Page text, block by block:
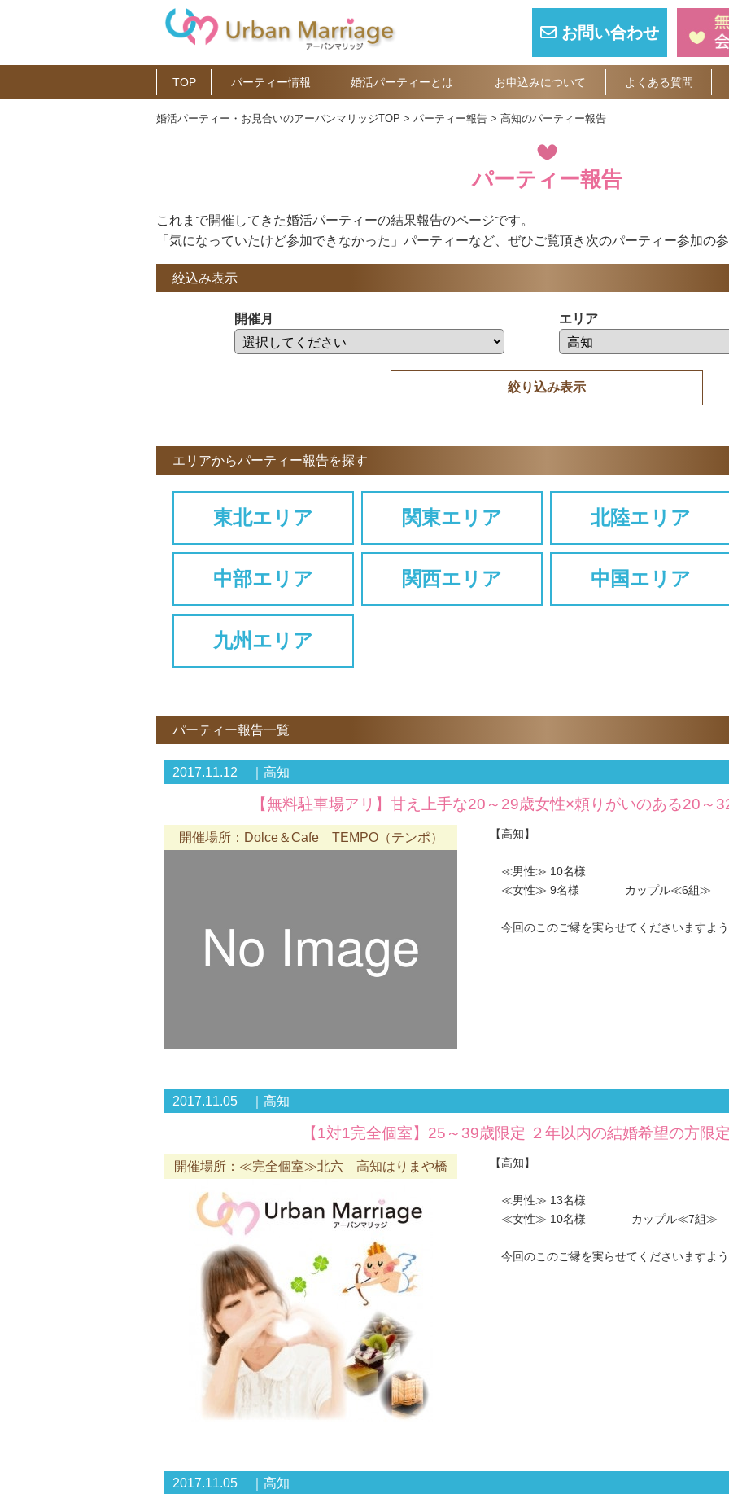
お問い合わせ
TOP パーティー情報 婚活パーティーとは お申込みについて よくある質問
婚活パーティー・お見合いのアーバンマリッジTOP パーティー報告 高知のパーティー報告
パーティー報告
これまで開催してきた婚活パーティーの結果報告のページです。
「気になっていたけど参加できなかった」パーティーなど、ぜひご覧頂き次のパーティー参加の
絞込み表示
開催月 エリア
エリアからパーティー報告を探す
東北エリア 関東エリア 北陸エリア
中部エリア 関西エリア 中国エリア
九州エリア
パーティー報告一覧
2017.11.12 ｜高知
【無料駐車場アリ】甘え上手な20～29歳女性×頼りがいのある20～
開催場所：Dolce＆Cafe TEMPO（テンポ） 【高知】
≪男性≫ 10名様
≪女性≫ 9名様 カップル≪6組≫
今回のこのご縁を実らせてくださいますよ
2017.11.05 ｜高知
【1対1完全個室】25～39歳限定 ２年以内の結婚希望の方限
開催場所：≪完全個室≫北六 高知はりまや橋 【高知】
≪男性≫ 13名様
≪女性≫ 10名様 カップル≪7組≫
今回のこのご縁を実らせてくださいますよ
2017.11.05 ｜高知